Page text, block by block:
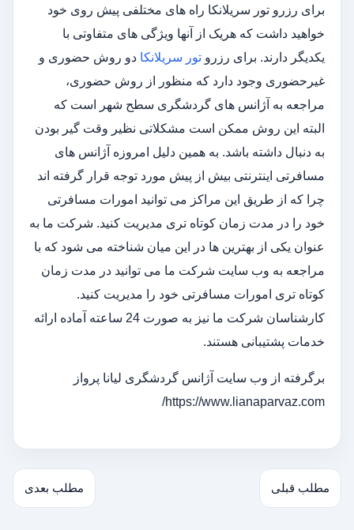
برای رزرو تور سریلانکا راه های مختلفی پیش روی خود
خواهید داشت که هریک از آنها ویژگی های متفاوتی با
یکدیگر دارند. برای رزرو تور سریلانکا دو روش حضوری و
غیرحضوری وجود دارد که منظور از روش حضوری،
مراجعه به آژانس های گردشگری سطح شهر است که
البته این روش ممکن است مشکلاتی نظیر وقت گیر بودن
به دنبال داشته باشد. به همین دلیل امروزه آژانس های
مسافرتی اینترنتی بیش از پیش مورد توجه قرار گرفته اند
چرا که از طریق این مراکز می توانید امورات مسافرتی
خود را در مدت زمان کوتاه تری مدیریت کنید. شرکت ما به
عنوان یکی از بهترین ها در این میان شناخته می شود که با
مراجعه به وب سایت شرکت ما می توانید در مدت زمان
کوتاه تری امورات مسافرتی خود را مدیریت کنید.
کارشناسان شرکت ما نیز به صورت 24 ساعته آماده ارائه
خدمات پشتیبانی هستند.
برگرفته از وب سایت آژانس گردشگری لیانا پرواز
https://www.lianaparvaz.com/
مطلب قبلی مطلب بعدی